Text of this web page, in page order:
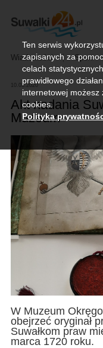
Wiadomości Sport
10.03.2020
Akt nadania
Muzeum
W Muzeum
obejrzeć oryginał
Suwałkom praw
marca 1720 roku.
Ten serwis
zapisanych za
celach
prawidłowego
internetowej możesz
cookies.
Polityka